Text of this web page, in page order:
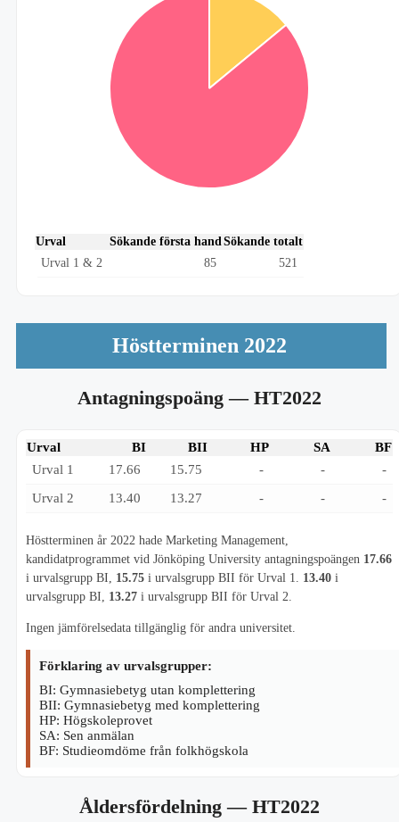
Urval Sökande första handSökande totalt
Urval 1 & 2
85 521
Höstterminen 2022
Antagningspoäng— HT2022
Urval BI BII HP SA
BF
Urval 1
17.66 15.75 - -
-
Urval 2
13.40 13.27 - - -
Höstterminen år 2022 hade Marketing Management,
kandidatprogrammet vid Jönköping University antagningspoängen 17.66
i urvalsgrupp BI, 15.75 i urvalsgrupp BII för Urval 1. 13.40 i
urvalsgrupp BI, 13.27 i urvalsgrupp BII för Urval 2.
Ingen jämförelsedata tillgänglig för andra universitet.
Förklaring av urvalsgrupper:
BI: Gymnasiebetyg utan komplettering
BII: Gymnasiebetyg med komplettering
HP: Högskoleprovet
SA: Sen anmälan
BF: Studieomdöme från folkhögskola
Åldersfördelning— HT2022